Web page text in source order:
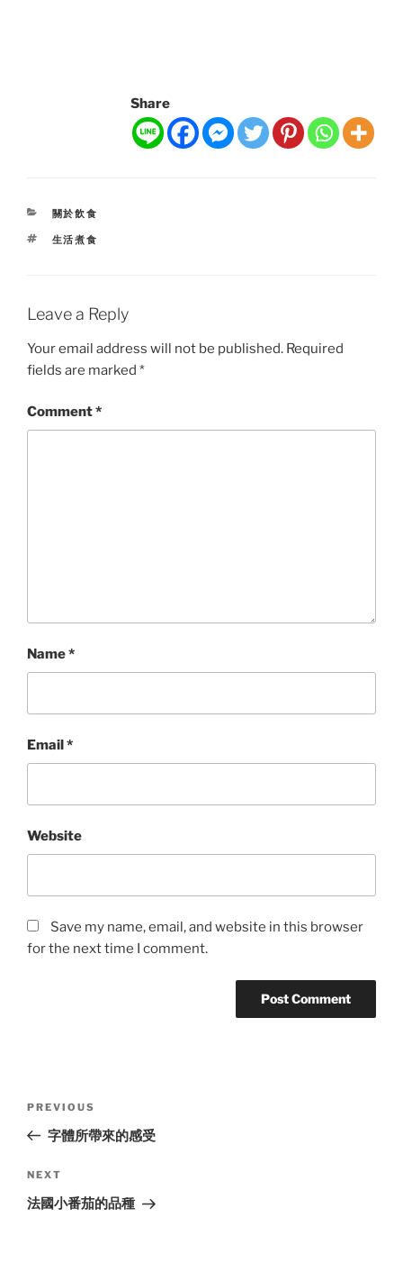
Share
CATEGORIES
關於飲食
TAGS
生活煮食
Leave a Reply
Your email address will not be published. Required
fields are marked *
Comment*
Name*
Email*
Website
Save my name, email, and website in this browser
for the next time I comment.
Previous
Post
PREVIOUS
字體所帶來的感受
Next
Post
NEXT
法國小番茄的品種